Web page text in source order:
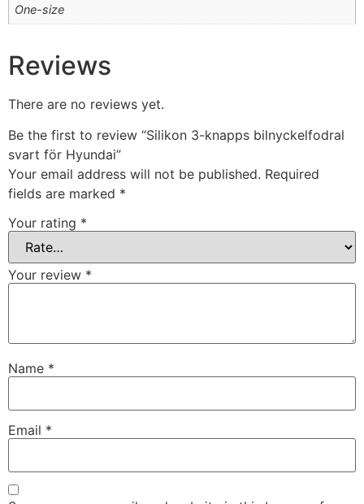
One-size
Reviews
There are no reviews yet.
Be the first to review “Silikon 3-knapps bilnyckelfodral
svart för Hyundai”
Your email address will not be published. Required
fields are marked *
Your rating *
Your review *
Name *
Email *